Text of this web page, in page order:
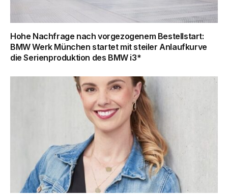
Hohe Nachfrage nach vorgezogenem Bestellstart:
BMW Werk München startet mit steiler Anlaufkurve
die Serienproduktion des BMW i3*